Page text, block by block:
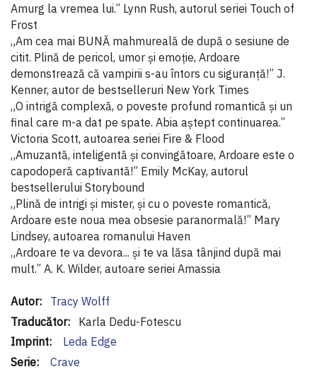
Amurg la vremea lui.” Lynn Rush, autorul seriei Touch of
Frost
„Am cea mai BUNĂ mahmureală de după o sesiune de
citit. Plină de pericol, umor și emoție, Ardoare
demonstrează că vampirii s-au întors cu siguranță!” J.
Kenner, autor de bestselleruri New York Times
„O intrigă complexă, o poveste profund romantică și un
final care m-a dat pe spate. Abia aștept continuarea.”
Victoria Scott, autoarea seriei Fire & Flood
„Amuzantă, inteligentă și convingătoare, Ardoare este o
capodoperă captivantă!” Emily McKay, autorul
bestsellerului Storybound
„Plină de intrigi și mister, și cu o poveste romantică,
Ardoare este noua mea obsesie paranormală!” Mary
Lindsey, autoarea romanului Haven
„Ardoare te va devora... și te va lăsa tânjind după mai
mult.” A. K. Wilder, autoare seriei Amassia
Informaţii
suplimentare
Tracy Wolff
Karla Dedu-Fotescu
Leda Edge
Crave